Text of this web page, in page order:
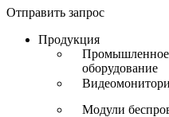
Отправить запрос
Продукция
оборудование
Модули